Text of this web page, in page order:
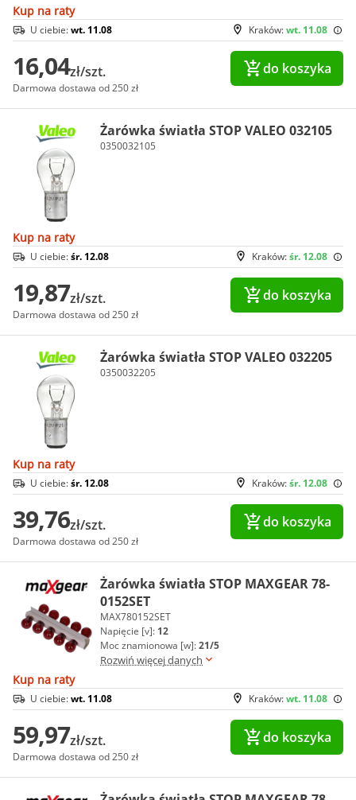
Kup na raty
Kraków:wt. 11.08
U ciebie:wt. 11.08
16,04zł/szt.
Darmowa dostawa od 250 zł
do koszyka
Żarówka światła STOP VALEO 032105
0350032105
Kup na raty
Kraków:śr. 12.08
U ciebie:śr. 12.08
19,87zł/szt.
Darmowa dostawa od 250 zł
do koszyka
Żarówka światła STOP VALEO 032205
0350032205
Kup na raty
Kraków:śr. 12.08
U ciebie:śr. 12.08
39,76zł/szt.
Darmowa dostawa od 250 zł
do koszyka
Żarówka światła STOP MAXGEAR 78-
0152SET
MAX780152SET
Napięcie [v]: 12
Moc znamionowa [w]:21/5
Rozwiń więcej danych
Kup na raty
Kraków:wt. 11.08
U ciebie:wt. 11.08
59,97zł/szt.
Darmowa dostawa od 250 zł
do koszyka